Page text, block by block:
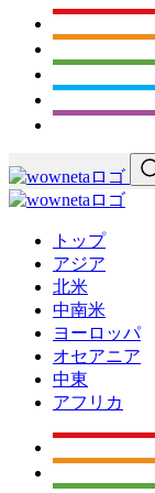
トップ
アジア
北米
中南米
ヨーロッパ
オセアニア
中東
アフリカ